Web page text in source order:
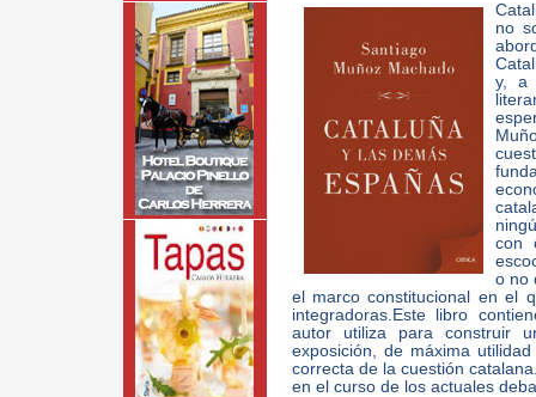
no
y, a
con
o no
el marco constitucional en el
integradoras.Este libro
autor utiliza para construir
exposición, de máxima
correcta de la cuestión
en el curso de los actuales